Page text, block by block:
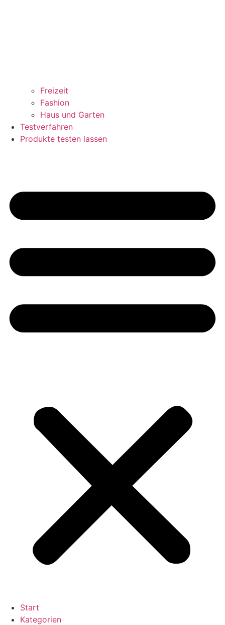
Freizeit
Fashion
Haus und Garten
Testverfahren
Produkte testen lassen
Start
Kategorien